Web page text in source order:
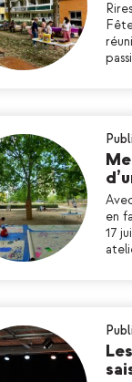
en
17